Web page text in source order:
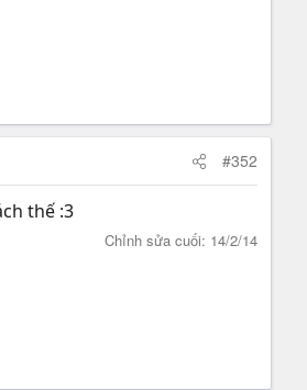
#352
thế :3
Chỉnh sửa cuối: 14/2/14